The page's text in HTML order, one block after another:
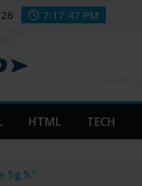
7:17:49 PM
HTML TECH
5g 5.”